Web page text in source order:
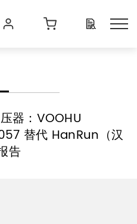
器：VOOHU
替代 HanRun（汉
告